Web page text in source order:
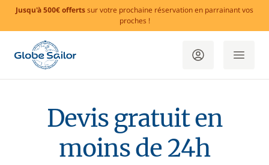
Jusqu'à 500€ offertssur votre prochaine réservation en parrainant vos
proches !
Devis gratuit en
moins de 24h